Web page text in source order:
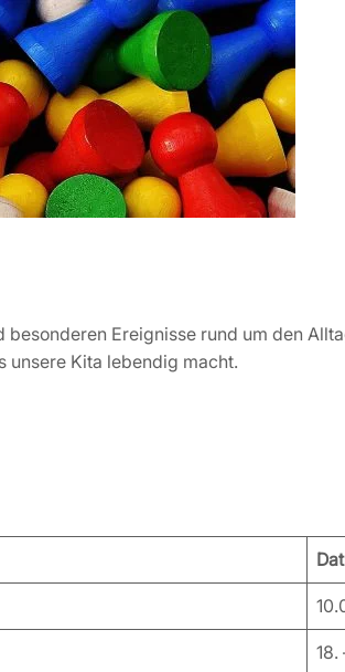
Ereignisse rund um den
unsere Kita lebendig macht.
18.